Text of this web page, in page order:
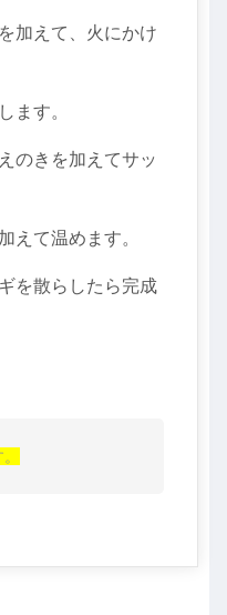
加えて、火にかけ
ます。
のきを加えてサッ
えて温めます。
を散らしたら完成